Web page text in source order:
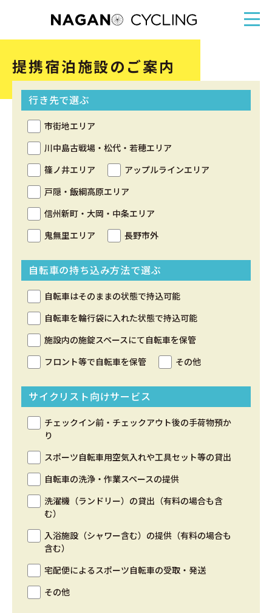
提携宿泊施設のご案内
行き先で選ぶ
市街地エリア
川中島古戦場・松代・若穂エリア
篠ノ井エリア
アップルラインエリア
戸隠・飯綱高原エリア
信州新町・大岡・中条エリア
鬼無里エリア
長野市外
自転車の持ち込み方法で選ぶ
自転車はそのままの状態で持込可能
自転車を輪行袋に入れた状態で持込可能
施設内の施錠スペースにて自転車を保管
フロント等で自転車を保管
その他
サイクリスト向けサービス
チェックイン前・チェックアウト後の手荷物預か
り
スポーツ自転車用空気入れや工具セット等の貸出
自転車の洗浄・作業スペースの提供
洗濯機（ランドリー）の貸出（有料の場合も含
む）
入浴施設（シャワー含む）の提供（有料の場合も
含む）
宅配便によるスポーツ自転車の受取・発送
その他